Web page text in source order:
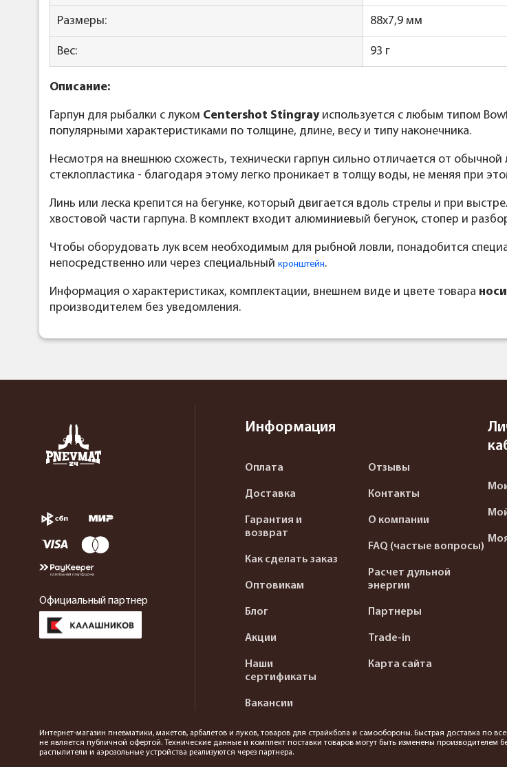
Размеры: 88x7,9 мм
Вес: 93 г
Описание:
Гарпун для рыбалки с луком Centershot Stingrayиспользуется с любым типом
популярными характеристиками по толщине, длине, весу и типу наконечника.
Несмотря на внешнюю схожесть, технически гарпун сильно отличается от
стеклопластика - благодаря этому легко проникает в толщу воды, не меняя при
Линь или леска крепится на бегунке, который двигается вдоль стрелы и при
хвостовой части гарпуна. В комплект входит алюминиевый бегунок, стопер и
Чтобы оборудовать лук всем необходимым для рыбной ловли, понадобится
непосредственно или через специальный кронштейн.
Информация о характеристиках, комплектации, внешнем виде и цвете товара
производителем без уведомления.
Официальный партнер
Информация
Оплата
Доставка
Гарантия и
возврат
Как сделать заказ
Оптовикам
Блог
Акции
Наши
сертификаты
Вакансии
Отзывы
Контакты
О компании
FAQ (частые вопросы)
Расчет дульной
энергии
Партнеры
Trade-in
Карта сайта
Интернет-магазин пневматики, макетов, арбалетов и луков, товаров для страйкбола и самообороны. Быстрая доставка
не является публичной офертой. Технические данные и комплект поставки товаров могут быть изменены
распылители и аэрозольные устройства реализуются через партнера.